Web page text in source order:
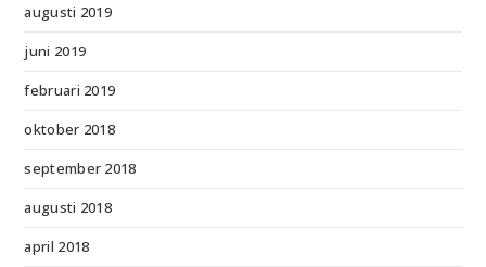
augusti 2019
juni 2019
februari 2019
oktober 2018
september 2018
augusti 2018
april 2018